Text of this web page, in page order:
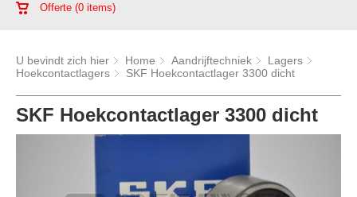
Offerte (0 items)
U bevindt zich hier Home Aandrijftechniek
Lagers
Hoekcontactlagers
SKF Hoekcontactlager 3300 dicht
SKF Hoekcontactlager 3300 dicht